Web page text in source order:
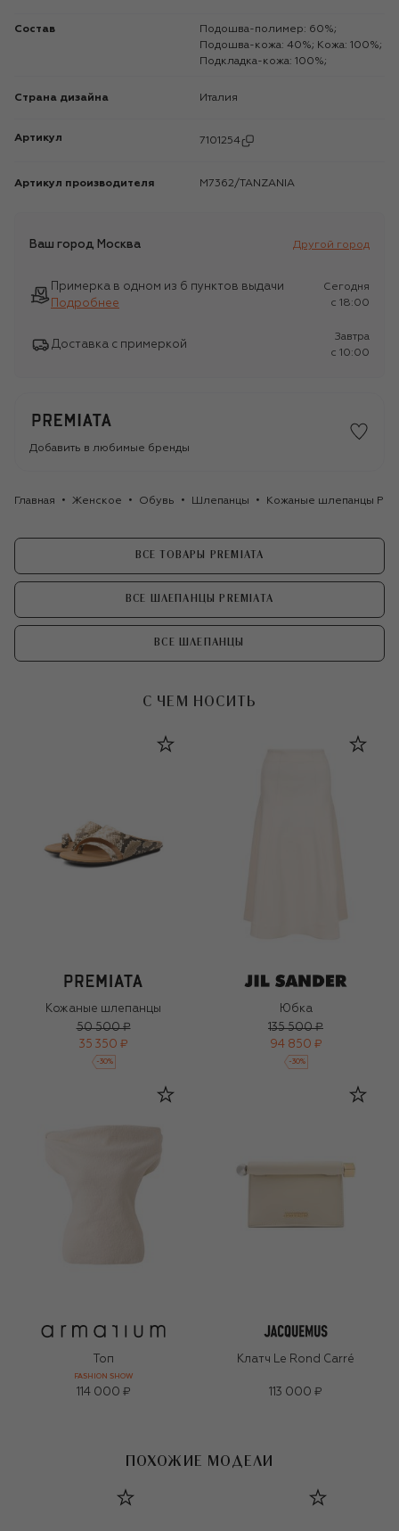
Состав
Подошва-полимер: 60%;
Подошва-кожа: 40%; Кожа: 100%;
Подкладка-кожа: 100%;
Страна дизайна Италия
Артикул 7101254
Артикул производителя M7362/TANZANIA
Ваш город Москва Другой город
Примерка в одном из 6 пунктов выдачи
Подробнее
Сегодня
c 18:00
Доставка с примеркой
Завтра
c 10:00
Добавить в любимые бренды
Главная Женское Обувь Шлепанцы Кожаные шлепанцы
ВСЕ ТОВАРЫ PREMIATA
ВСЕ ШЛЕПАНЦЫ PREMIATA
ВСЕ ШЛЕПАНЦЫ
С ЧЕМ НОСИТЬ
Кожаные шлепанцы
50 500 ₽
35 350 ₽
-30%
Юбка
135 500 ₽
94 850 ₽
-30%
Топ
FASHION SHOW
114 000 ₽
Клатч Le Rond Carré
113 000 ₽
ПОХОЖИЕ МОДЕЛИ